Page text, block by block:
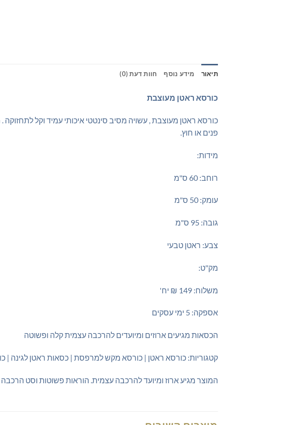
תיאור מידע נוסף חוות דעת (0)
כורסא ראטן מעוצבת
כורסא ראטן מעוצבת , עשויה מסיב סינטטי איכותי עמיד וקל
פנים או חוץ.
מידות:
רוחב: 60 ס"מ
עומק: 50 ס"מ
גובה: 95 ס"מ
צבע: ראטן טבעי
מק"ט:
משלוח: 149 ₪ יח'
אספקה: 5 ימי עסקים
הכסאות מגיעים ארוזים ומיועדים להרכבה עצמית קלה ופשוטה
קטגוריות: כורסא ראטן | כורסא מקש למרפסת | כסאות ראטן לגינה |
המוצר מגיע ארוז ומיועד להרכבה עצמית. הוראות פשוטות וסט הרכבה